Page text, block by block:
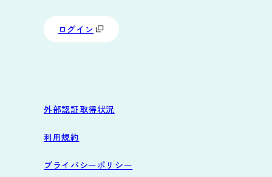
ログイン
外部認証取得状況
利用規約
プライバシーポリシー